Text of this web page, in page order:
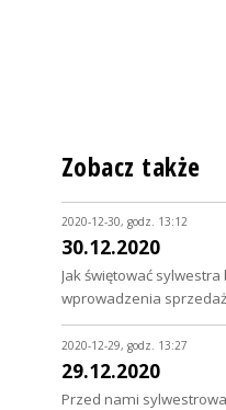
Zobacz także
2020-12-30, godz. 13:12
30.12.2020
Jak świętować
wprowadzenia
2020-12-29, godz. 13:27
29.12.2020
Przed nami